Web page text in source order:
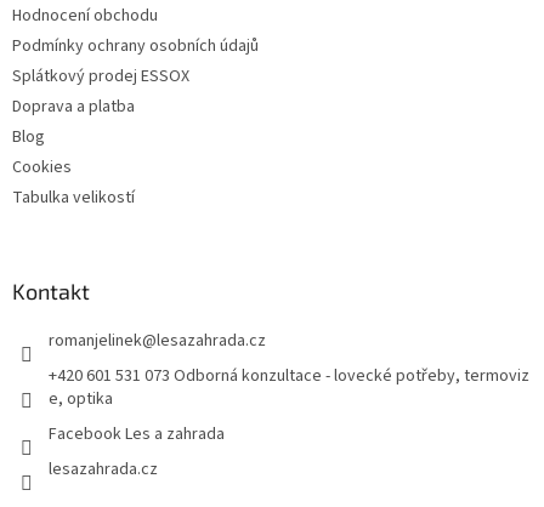
Hodnocení obchodu
Podmínky ochrany osobních údajů
Splátkový prodej ESSOX
Doprava a platba
Blog
Cookies
Tabulka velikostí
Kontakt
romanjelinek@lesazahrada.cz
+420 601 531 073 Odborná konzultace - lovecké potřeby, termoviz
e, optika
Facebook Les a zahrada
lesazahrada.cz